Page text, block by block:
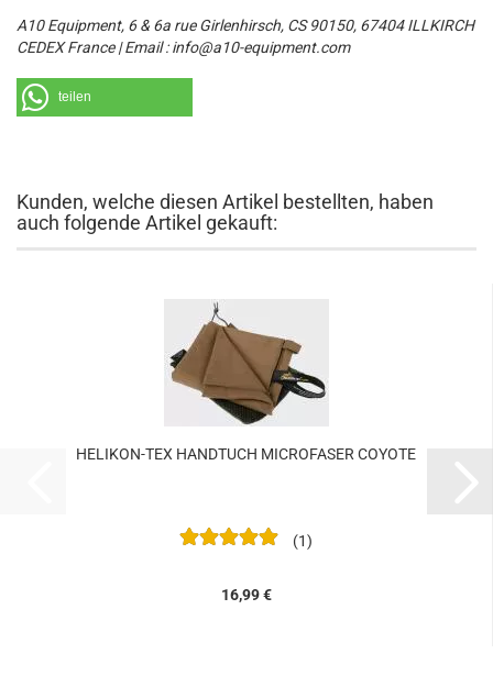
A10 Equipment, 6 & 6a rue Girlenhirsch, CS 90150, 67404 ILLKIRCH
CEDEX France | Email : info@a10-equipment.com
teilen
Kunden, welche diesen Artikel bestellten, haben
auch folgende Artikel gekauft:
HELIKON-TEX HANDTUCH MICROFASER COYOTE
1
16,99 €